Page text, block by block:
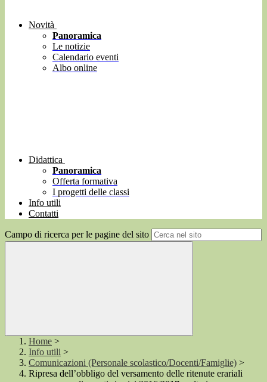
Novità
Panoramica
Le notizie
Calendario eventi
Albo online
Didattica
Panoramica
Offerta formativa
I progetti delle classi
Info utili
Contatti
Campo di ricerca per le pagine del sito
Home >
Info utili >
Comunicazioni (Personale scolastico/Docenti/Famiglie) >
Ripresa dell’obbligo del versamento delle ritenute erariali